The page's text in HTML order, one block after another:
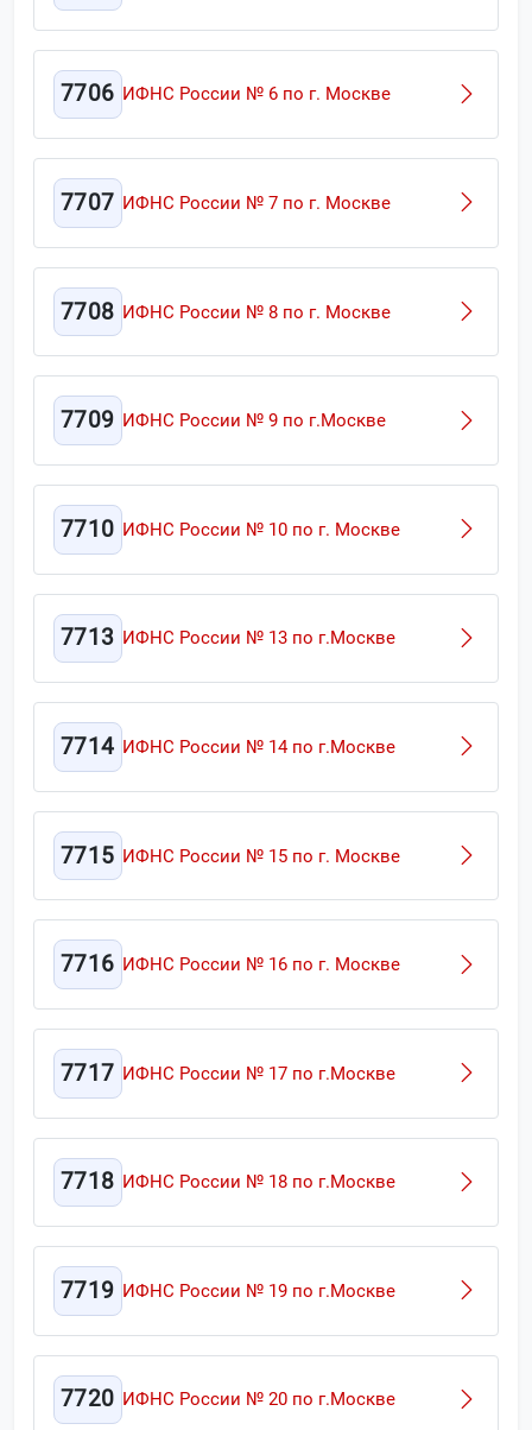
7706 ИФНС России № 6 по г. Москве
7707 ИФНС России № 7 по г. Москве
7708 ИФНС России № 8 по г. Москве
7709 ИФНС России № 9 по г.Москве
7710 ИФНС России № 10 по г. Москве
7713 ИФНС России № 13 по г.Москве
7714 ИФНС России № 14 по г.Москве
7715 ИФНС России № 15 по г. Москве
7716 ИФНС России № 16 по г. Москве
7717 ИФНС России № 17 по г.Москве
7718 ИФНС России № 18 по г.Москве
7719 ИФНС России № 19 по г.Москве
7720 ИФНС России № 20 по г.Москве